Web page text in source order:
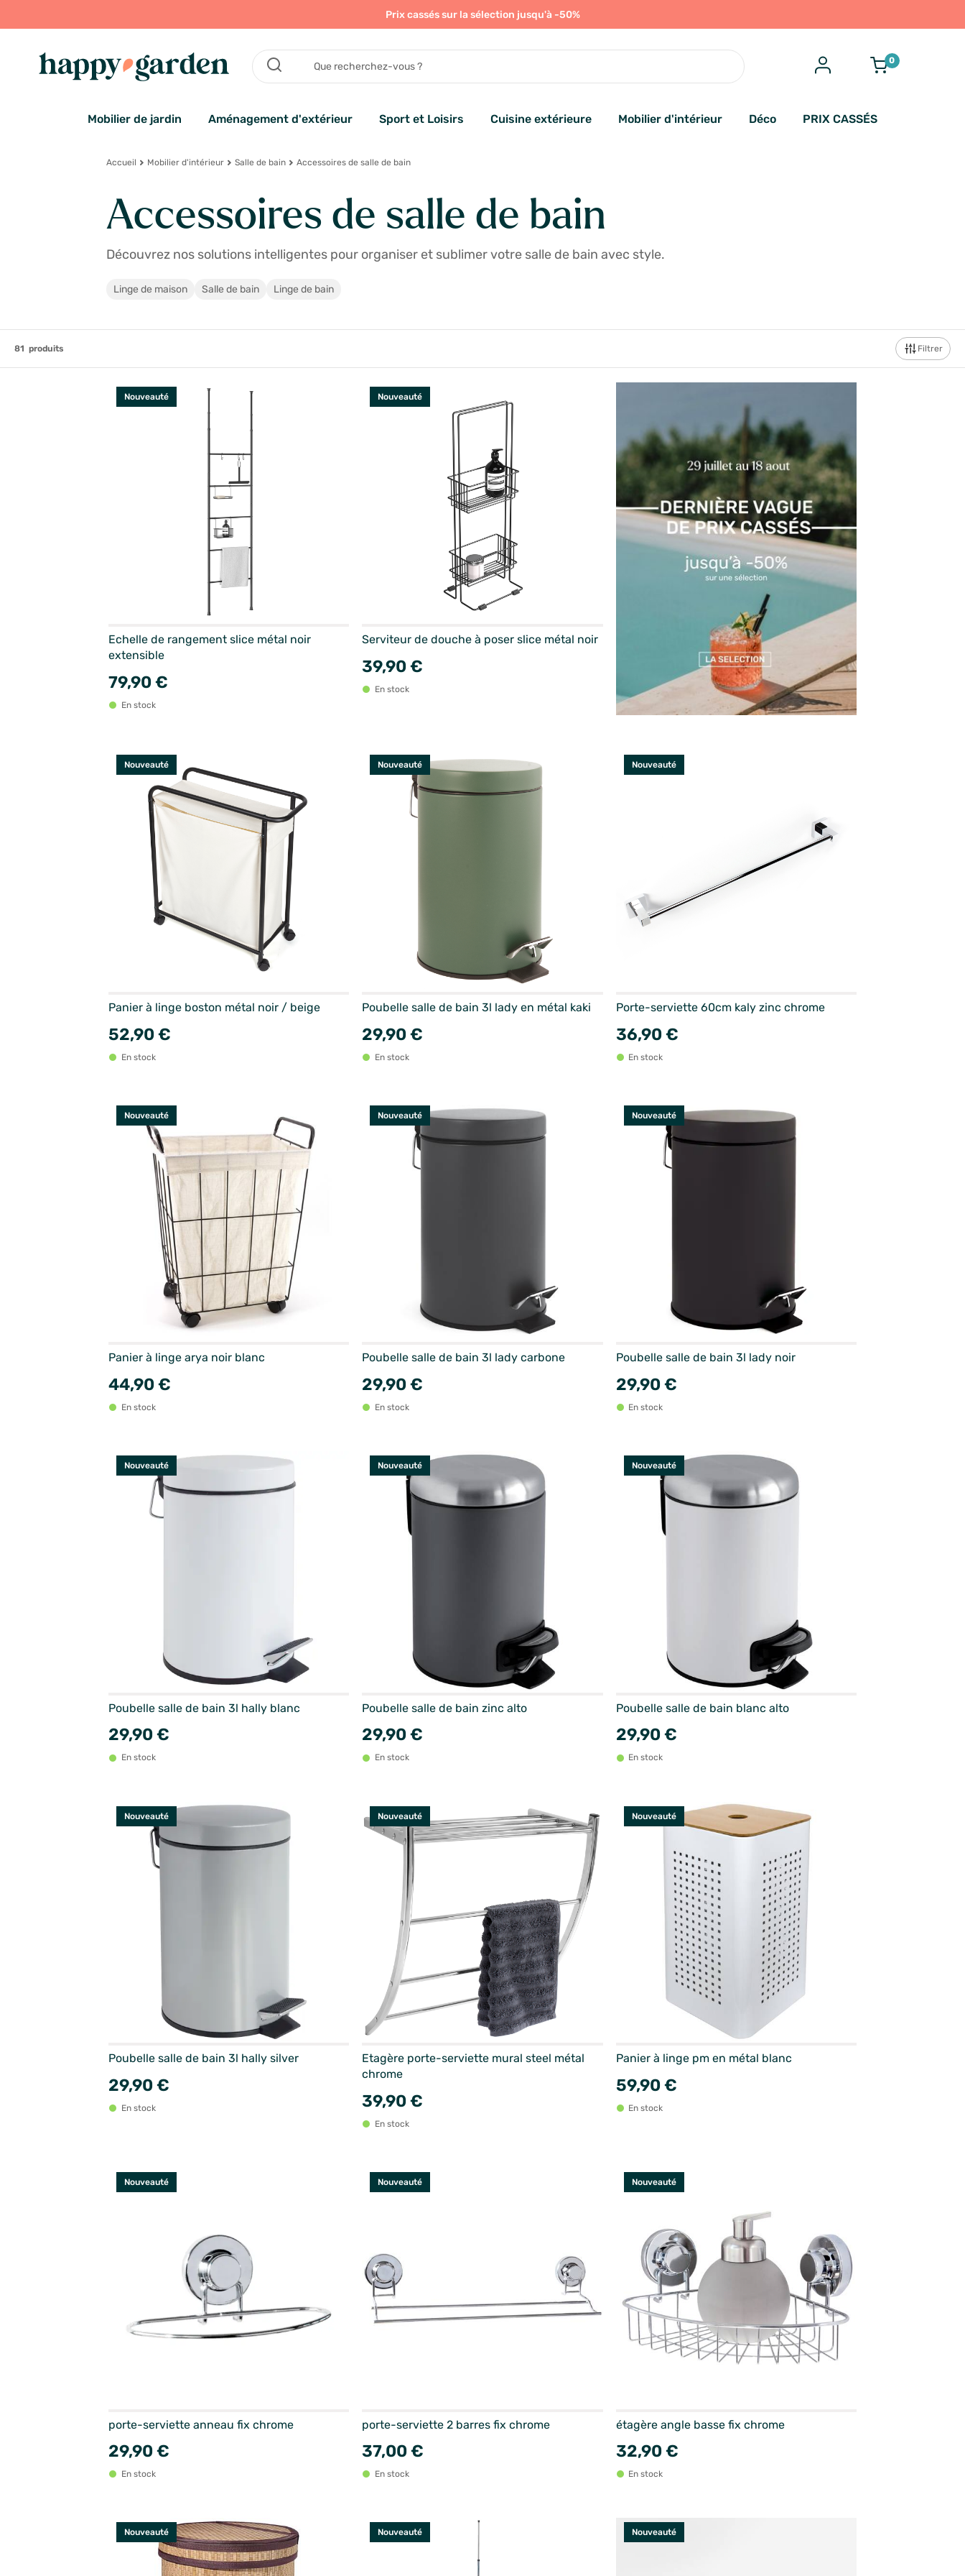
Prix cassés sur la sélection jusqu'à -50%
0
Mobilier de jardin Aménagement d'extérieur Sport et Loisirs Cuisine extérieure Mobilier d'intérieur Déco PRIX CASSÉS
Accueil Mobilier d'intérieur Salle de bain Accessoires de salle de bain
Accessoires de salle de bain
Découvrez nos solutions intelligentes pour organiser et sublimer votre salle de bain avec style.
Linge de maison Salle de bain Linge de bain
81 produits Filtrer
Nouveauté
Echelle de rangement slice métal noir
extensible
79,90 €
En stock
Nouveauté
Serviteur de douche à poser slice métal noir
39,90 €
En stock
Nouveauté
Panier à linge boston métal noir / beige
52,90 €
En stock
Nouveauté
Poubelle salle de bain 3l lady en métal kaki
29,90 €
En stock
Nouveauté
Porte-serviette 60cm kaly zinc chrome
36,90 €
En stock
Nouveauté
Panier à linge arya noir blanc
44,90 €
En stock
Nouveauté
Poubelle salle de bain 3l lady carbone
29,90 €
En stock
Nouveauté
Poubelle salle de bain 3l lady noir
29,90 €
En stock
Nouveauté
Poubelle salle de bain 3l hally blanc
29,90 €
En stock
Nouveauté
Poubelle salle de bain zinc alto
29,90 €
En stock
Nouveauté
Poubelle salle de bain blanc alto
29,90 €
En stock
Nouveauté
Poubelle salle de bain 3l hally silver
29,90 €
En stock
Nouveauté
Etagère porte-serviette mural steel métal
chrome
39,90 €
En stock
Nouveauté
Panier à linge pm en métal blanc
59,90 €
En stock
Nouveauté
porte-serviette anneau fix chrome
29,90 €
En stock
Nouveauté
porte-serviette 2 barres fix chrome
37,00 €
En stock
Nouveauté
étagère angle basse fix chrome
32,90 €
En stock
Nouveauté Nouveauté Nouveauté